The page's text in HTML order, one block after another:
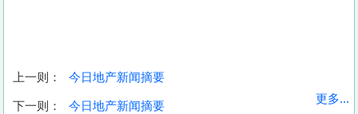
收
上一则： 今日地产新闻摘要
下一则： 今日地产新闻摘要
更多...